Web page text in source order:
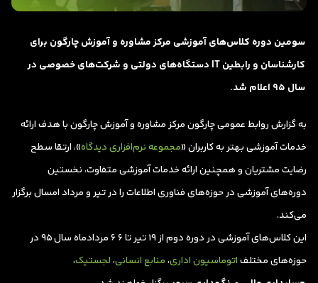
سومین دوره کلاس‌های آموزشی مرکز مشاوره و آموزش چارگون برای
کارشناسان و رابطین IT دستگاه‌های دولتی و شرکت‌های خصوصی در
سال 95 اعلام شد.
به گزارش روابط عمومی چارگون مرکز مشاوره و آموزش چارگون با هدف ارائه
خدمات آموزشی بهتر به کاربران «مجموعه نرم‌افزاری دیدگاه»، ارتقا سطح
رضایت مشتریان و همچنین ارائه خدمات آموزشی متفاوت، نخستین
دوره‌های آموزشی در حوزه‌های فناوری اطلاعات را در تیر و مرداد امسال برگزار
می‌کند.
این کلاس‌های آموزشی در دوره دوم از 19 تیر تا 6 6 مردادماه سال 95 در
حوزه‌های مختلفاتوماسیون اداری،منابع انسانی،لجستیک،